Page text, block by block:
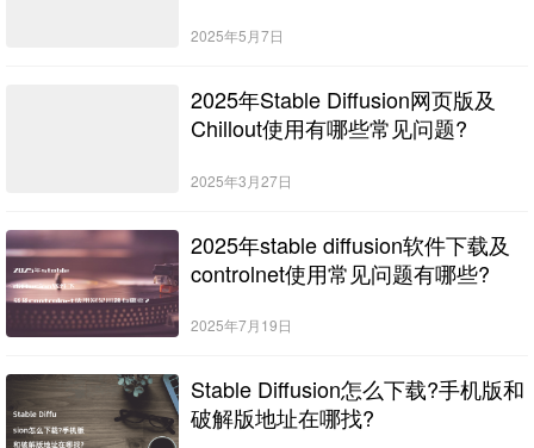
2025年5月7日
2025年Stable Diffusion网页版及
Chillout使用有哪些常见问题?
2025年3月27日
2025年stable diffusion软件下载及
controlnet使用常见问题有哪些?
2025年7月19日
Stable Diffusion怎么下载?手机版和
破解版地址在哪找?